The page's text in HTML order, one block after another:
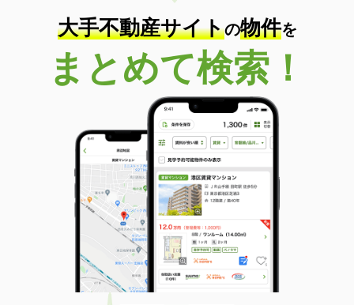
大手不動産サイトの物件を
まとめて検索！